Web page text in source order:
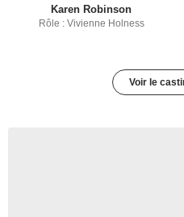
Karen Robinson
Rôle : Vivienne Holness
Voir le